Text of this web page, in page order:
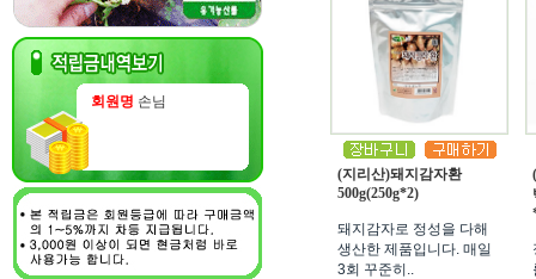
회원명 손님
(지리산)돼지감자환
500g(250g*2)
돼지감자로 정성을 다해
생산한 제품입니다. 매일
3회 꾸준히..